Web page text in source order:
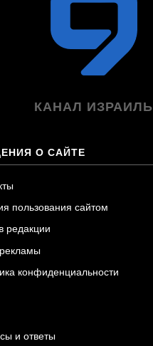
КАНАЛ ИЗРАИЛЬ
О САЙТЕ
пользования сайтом
редакции
конфиденциальности
и ответы